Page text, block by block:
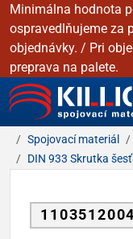
Minimálna hodnota
ospravedlňujeme za
objednávky. / Pri
preprava na palete.
KILLICH - Spojovacie
Spojovací materiál
DIN 933 Skrutka